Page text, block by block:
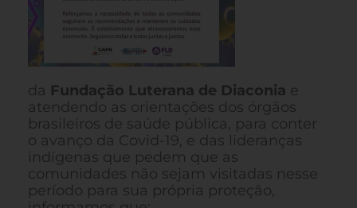
da Fundação Luterana de Diaconia e
atendendo as orientações dos órgãos
brasileiros de saúde pública, para conter
o avanço da Covid-19, e das lideranças
indígenas que pedem que as
comunidades não sejam visitadas nesse
período para sua própria proteção,